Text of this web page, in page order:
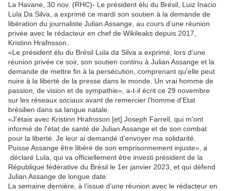
La Havane, 30 nov. (RHC)- Le président élu du Brésil, Luiz Inacio
Lula Da Silva, a exprimé ce mardi son soutien à la demande de
libération du journaliste Julian Assange, au cours d’une réunion
privée avec le rédacteur en chef de Wikileaks depuis 2017,
Kristinn Hrafnsson.
«Le président élu du Brésil Lula da Silva⁦ a exprimé, lors d'une
réunion privée ce soir, son soutien continu à Julian Assange et la
demande de mettre fin à la persécution, comprenant qu'elle peut
nuire à la liberté de la presse dans le monde. Un vrai homme de
passion, de vision et de sympathie», a-t-il écrit ce 29 novembre
sur les réseaux sociaux avant de remercier l'homme d'Etat
brésilien dans sa langue natale.
«J'étais avec Kristinn Hrafnsson [et] Joseph Farrell, qui m'ont
informé de l'état de santé de Julian Assange et de son combat
pour la liberté. Je leur ai demandé d'envoyer ma solidarité.
Puisse Assange être libéré de son emprisonnement injuste», a
déclaré Lula, qui va officiellement être investi président de la
République fédérative du Brésil le 1er janvier 2023, et qui défend
Julian Assange de longue date.
La semaine dernière, à l’issue d’une réunion avec le rédacteur en